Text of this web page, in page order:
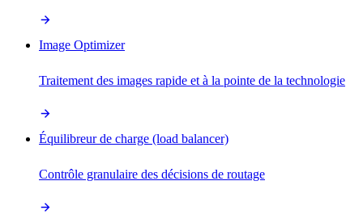
Image Optimizer
Traitement des images rapide et à la pointe de la technologie
Équilibreur de charge (load balancer)
Contrôle granulaire des décisions de routage